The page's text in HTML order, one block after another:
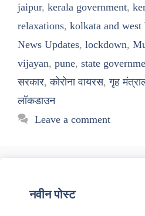
jaipur, kerala government,
relaxations, kolkata and west
News Updates, lockdown,
vijayan, pune, state
सरकार,कोरोना वायरस,गृह
लॉकडाउन
Leave a comment
नवीन पोस्ट